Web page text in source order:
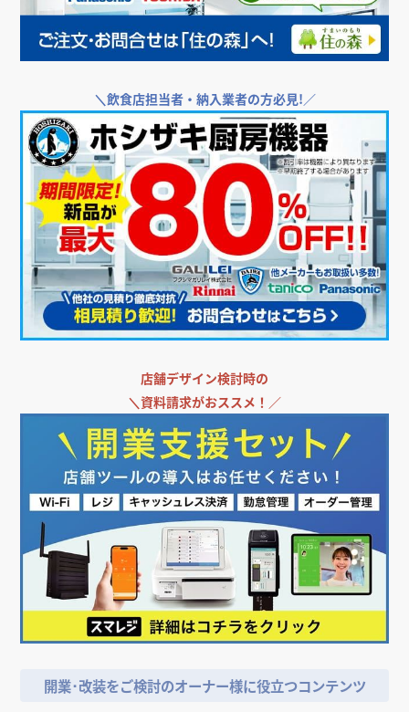
＼飲食店担当者・納入業者の方必見!／
店舗デザイン検討時の
＼資料請求がおススメ！／
開業･改装をご検討のオーナー様に役立つコンテンツ